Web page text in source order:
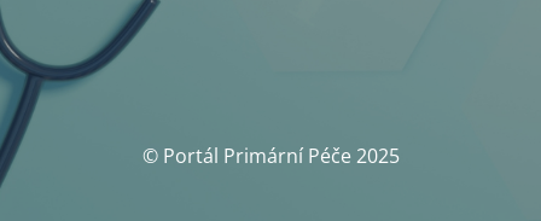
© Portál Primární Péče 2025